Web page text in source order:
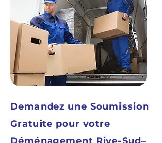
Demandez une Soumission
Gratuite pour votre